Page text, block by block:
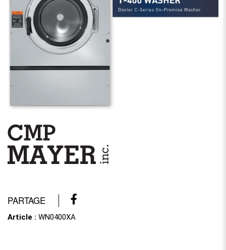
PARTAGE
Article : WN0400XA